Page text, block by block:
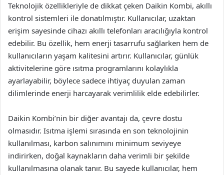
Teknolojik özellikleriyle de dikkat çeken Daikin Kombi, akıllı
kontrol sistemleri ile donatılmıştır. Kullanıcılar, uzaktan
erişim sayesinde cihazı akıllı telefonları aracılığıyla kontrol
edebilir. Bu özellik, hem enerji tasarrufu sağlarken hem de
kullanıcıların yaşam kalitesini artırır. Kullanıcılar, günlük
aktivitelerine göre ısıtma programlarını kolaylıkla
ayarlayabilir, böylece sadece ihtiyaç duyulan zaman
dilimlerinde enerji harcayarak verimlilik elde edebilirler.
Daikin Kombi’nin bir diğer avantajı da, çevre dostu
olmasıdır. Isıtma işlemi sırasında en son teknolojinin
kullanılması, karbon salınımını minimum seviyeye
indirirken, doğal kaynakların daha verimli bir şekilde
kullanılmasına olanak tanır. Bu sayede kullanıcılar, hem